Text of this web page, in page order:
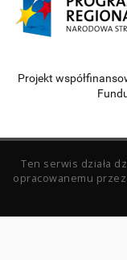
Projekt
Ten serwis działa
opracowanemu przez